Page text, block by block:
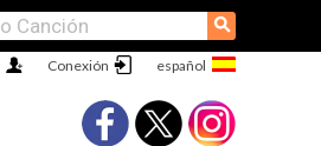
⚲
Conexión